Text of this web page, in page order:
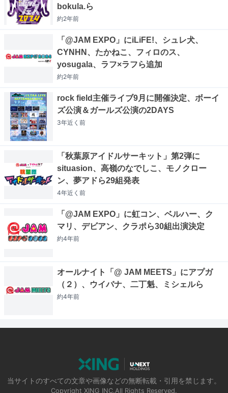
bokula.ら
約2年前
「@JAM EXPO」にiLiFE!、シュレ犬、
CYNHN、たかねこ、フィロのス、
yosugala、ラフ×ラフら追加
約2年前
rock field主催ライブ9月に開催決定、ボーイ
ズ公演＆ガールズ公演の2DAYS
3年近く 前
「秋葉原アイドルサーキット」第2弾に
situasion、高嶺のなでしこ、モノクロー
ン、夢アドら29組発表
4年近く 前
「@JAM EXPO」に虹コン、ベルハー、ク
マリ、デビアン、クラポら30組出演決定
約4年前
オールナイト「@ JAM MEETS」にアプガ
（２）、ウイバナ、二丁魁、ミシェルら
約4年前
当サイトのすべての文章や画像などの無断転載・引用を禁じます。
Copyright XING INC.All Rights Reserved.